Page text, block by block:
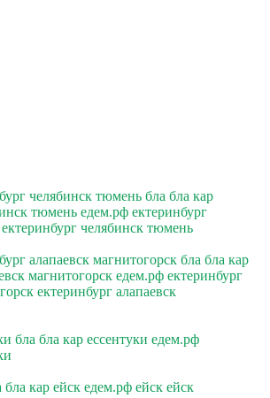
челябинск тюмень бла бла кар
тюмень едем.рф ектеринбург
челябинск тюмень
алапаевск магнитогорск бла бла кар
магнитогорск едем.рф ектеринбург
ектеринбург алапаевск
бла бла кар ессентуки едем.рф
бла кар ейск едем.рф ейск ейск